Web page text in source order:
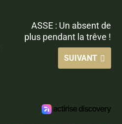
ASSE : Un absent de
plus pendant la trêve !
SUIVANT